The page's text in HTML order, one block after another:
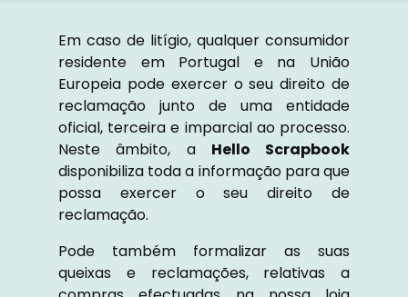
Em caso de litígio, qualquer consumidor
residente em Portugal e na União
Europeia pode exercer o seu direito de
reclamação junto de uma entidade
oficial, terceira e imparcial ao processo.
Neste âmbito, a Hello Scrapbook
disponibiliza toda a informação para que
possa exercer o seu direito de
reclamação.
Pode também formalizar as suas
queixas e reclamações, relativas a